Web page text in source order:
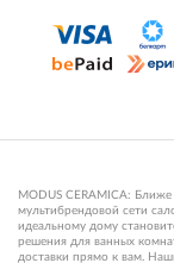
MODUS CERAMICA:
мультибрендовой сети
идеальному дому
решения для ванных
доставки прямо к вам.